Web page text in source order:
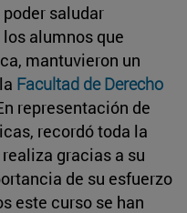
saludar
alumnos que
mantuvieron un
Facultad de Derecho
representación de
recordó toda la
gracias a su
de su esfuerzo
este curso se han